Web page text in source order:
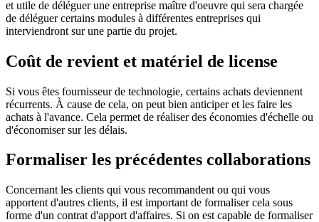
et utile de déléguer une entreprise maître d'oeuvre qui sera chargée
de déléguer certains modules à différentes entreprises qui
interviendront sur une partie du projet.
Coût de revient et matériel de license
Si vous êtes fournisseur de technologie, certains achats deviennent
récurrents. À cause de cela, on peut bien anticiper et les faire les
achats à l'avance. Cela permet de réaliser des économies d'échelle ou
d'économiser sur les délais.
Formaliser les précédentes collaborations
Concernant les clients qui vous recommandent ou qui vous
apportent d'autres clients, il est important de formaliser cela sous
forme d'un contrat d'apport d'affaires. Si on est capable de formaliser